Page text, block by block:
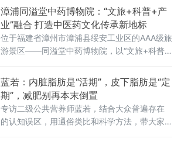
节日的问候。在山城社区卫生服务中心、县中
医院、县总医院，县领导与护理人员亲切交
谈，对大家长期以来在平凡岗位上无私奉献、
恪尽职守表示衷心感谢。南靖县领导勉励大家
继续弘扬南丁格尔精神，坚守医者初心，精进
漳浦同溢堂中药博物院：“文旅+科普+产
业”融合 打造中医药文化传承新地标
位于福建省漳州市漳浦县绥安工业区的AAA级旅
游景区——同溢堂中药博物院，以“文旅+科普
传承与体验的新地标。园区将中医药文化与园
林景观、观光体验深度融合，成为传播中医药
文化、展示非遗技艺的重要窗口。走进同溢堂
中药博物院，首先映入眼帘的是中医药文化园
林。这里以千年重阳古树林为基，巧妙布局妙
蓝若：内脏脂肪是“活期”，皮下脂肪是“定
期”，减肥别再本末倒置
专访二级公共营养师蓝若，结合大众普遍存在
的认知误区，用通俗类比和科学方法，带大家